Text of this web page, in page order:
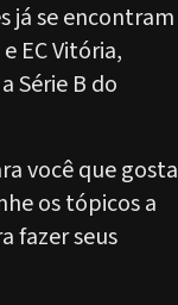
já se encontram
EC Vitória,
Série B do
você que gosta
os tópicos a
fazer seus